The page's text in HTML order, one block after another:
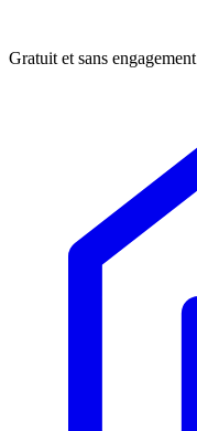
Gratuit et sans engagement